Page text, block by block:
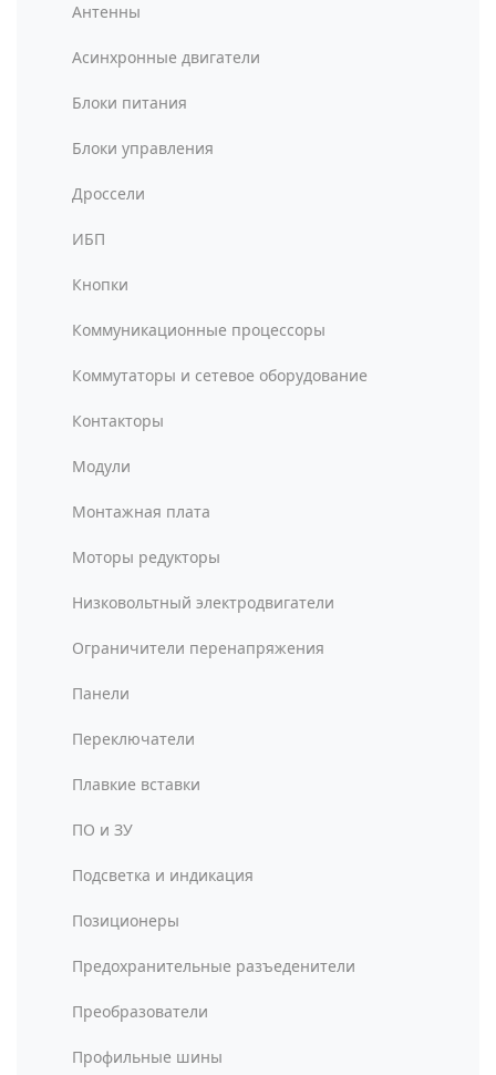
Антенны
Асинхронные двигатели
Блоки питания
Блоки управления
Дроссели
ИБП
Кнопки
Коммуникационные процессоры
Коммутаторы и сетевое оборудование
Контакторы
Модули
Монтажная плата
Моторы редукторы
Низковольтный электродвигатели
Ограничители перенапряжения
Панели
Переключатели
Плавкие вставки
ПО и ЗУ
Подсветка и индикация
Позиционеры
Предохранительные разъеденители
Преобразователи
Профильные шины